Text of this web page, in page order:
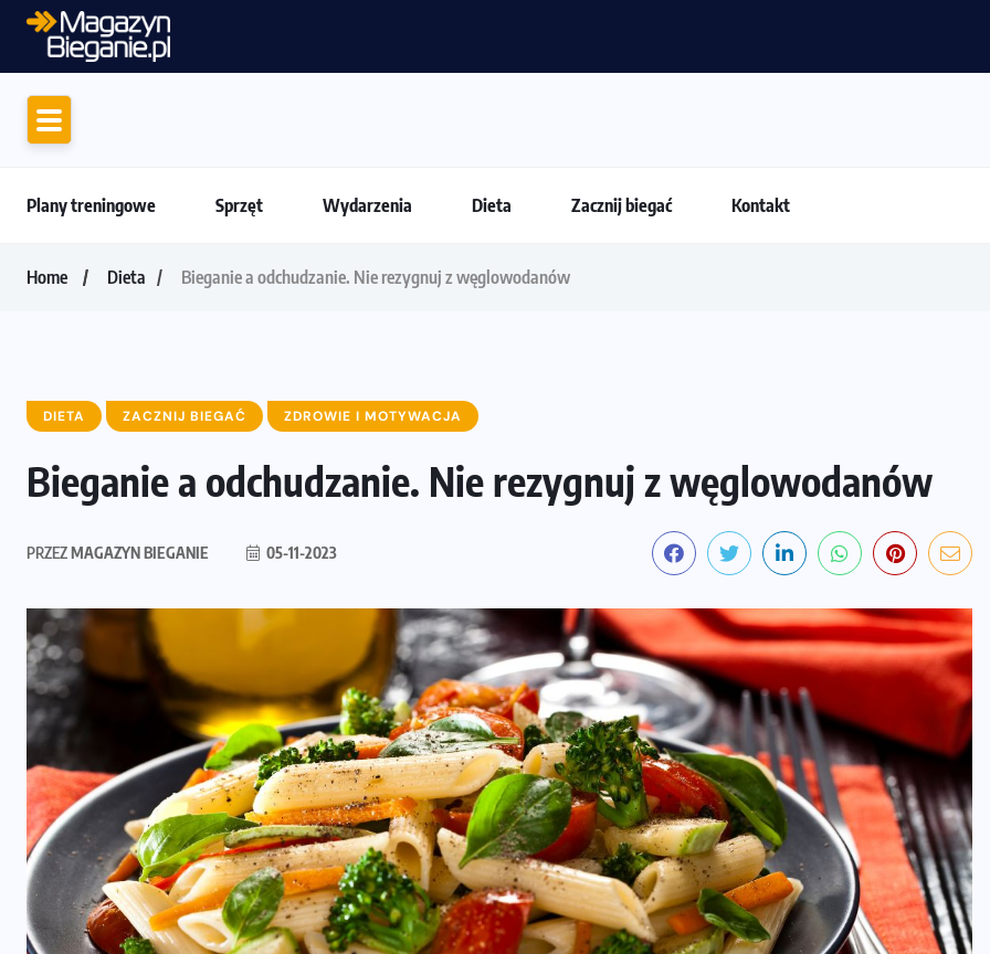
Plany treningowe Sprzęt Wydarzenia Dieta Zacznij biegać Kontakt
Home Dieta Bieganie a odchudzanie. Nie rezygnuj z węglowodanów
DIETA ZACZNIJ BIEGAĆ ZDROWIE I MOTYWACJA
Bieganie a odchudzanie. Nie rezygnuj z węglowodanów
PRZEZMAGAZYN BIEGANIE 05-11-2023